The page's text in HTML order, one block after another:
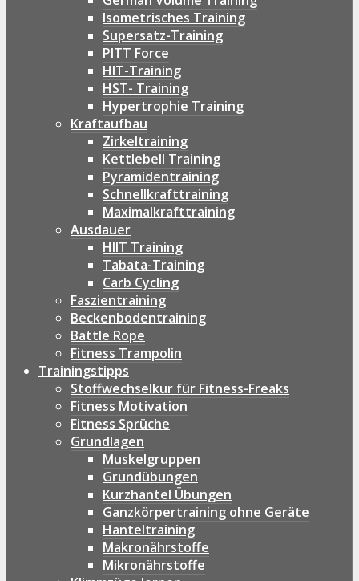
Isometrisches Training
Supersatz-Training
PITT Force
HIT-Training
HST- Training
Hypertrophie Training
Kraftaufbau
Zirkeltraining
Kettlebell Training
Pyramidentraining
Schnellkrafttraining
Maximalkrafttraining
Ausdauer
HIIT Training
Tabata-Training
Carb Cycling
Faszientraining
Beckenbodentraining
Battle Rope
Fitness Trampolin
Trainingstipps
Stoffwechselkur für Fitness-Freaks
Fitness Motivation
Fitness Sprüche
Grundlagen
Muskelgruppen
Grundübungen
Kurzhantel Übungen
Ganzkörpertraining ohne Geräte
Hanteltraining
Makronährstoffe
Mikronährstoffe